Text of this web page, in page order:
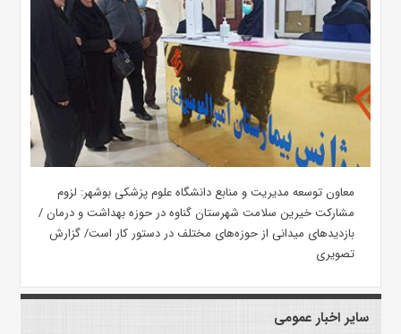
معاون توسعه مدیریت و منابع دانشگاه علوم پزشکی بوشهر: لزوم
مشارکت خیرین سلامت شهرستان گناوه در حوزه بهداشت و درمان /
بازدیدهای میدانی از حوزه‌های مختلف در دستور کار است/ گزارش
تصویری
سایر اخبار عمومی